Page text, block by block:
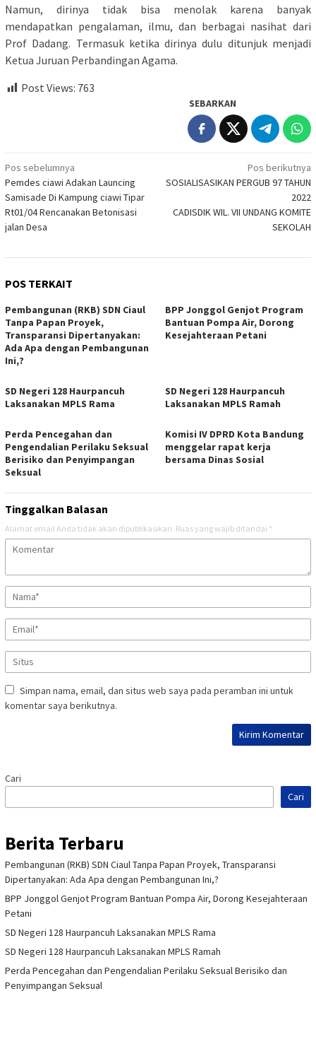
Namun, dirinya tidak bisa menolak karena banyak
mendapatkan pengalaman, ilmu, dan berbagai nasihat dari
Prof Dadang. Termasuk ketika dirinya dulu ditunjuk menjadi
Ketua Juruan Perbandingan Agama.
Post Views: 763
SEBARKAN
Navigasi
pos
Pos sebelumnya
Pemdes ciawi Adakan Launcing
Samisade Di Kampung ciawi Tipar
Rt01/04 Rencanakan Betonisasi
jalan Desa
Pos berikutnya
SOSIALISASIKAN PERGUB 97 TAHUN
2022
CADISDIK WIL. VII UNDANG KOMITE
SEKOLAH
POS TERKAIT
Pembangunan (RKB) SDN Ciaul
Tanpa Papan Proyek,
Transparansi Dipertanyakan:
Ada Apa dengan Pembangunan
Ini,?
BPP Jonggol Genjot Program
Bantuan Pompa Air, Dorong
Kesejahteraan Petani
SD Negeri 128 Haurpancuh
Laksanakan MPLS Rama
SD Negeri 128 Haurpancuh
Laksanakan MPLS Ramah
Perda Pencegahan dan
Pengendalian Perilaku Seksual
Berisiko dan Penyimpangan
Seksual
Komisi IV DPRD Kota Bandung
menggelar rapat kerja
bersama Dinas Sosial
Tinggalkan Balasan
Alamat email Anda tidak akan dipublikasikan. Ruas yang wajib ditandai *
Simpan nama, email, dan situs web saya pada peramban ini untuk
komentar saya berikutnya.
Cari
Cari
Berita Terbaru
Pembangunan (RKB) SDN Ciaul Tanpa Papan Proyek, Transparansi
Dipertanyakan: Ada Apa dengan Pembangunan Ini,?
BPP Jonggol Genjot Program Bantuan Pompa Air, Dorong Kesejahteraan
Petani
SD Negeri 128 Haurpancuh Laksanakan MPLS Rama
SD Negeri 128 Haurpancuh Laksanakan MPLS Ramah
Perda Pencegahan dan Pengendalian Perilaku Seksual Berisiko dan
Penyimpangan Seksual